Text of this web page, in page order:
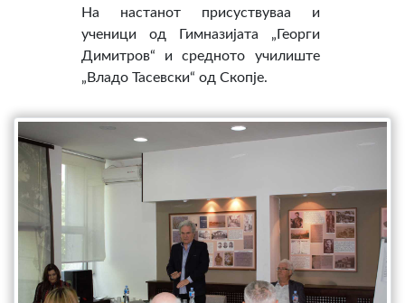
На настанот присуствуваа и
ученици од Гимназијата „Георги
Димитров“ и средното училиште
„Владо Тасевски“ од Скопје.